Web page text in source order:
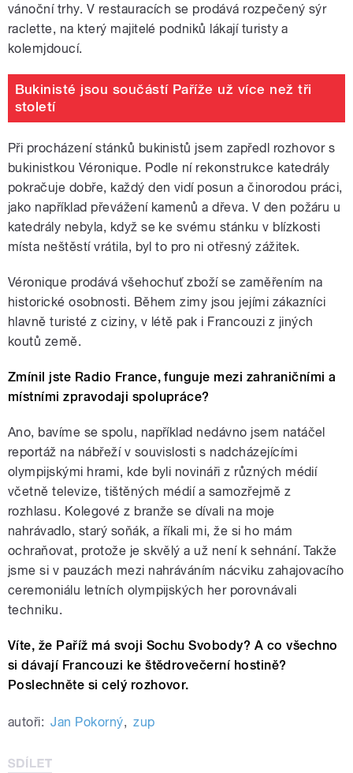
vánoční trhy. V restauracích se prodává rozpečený sýr
raclette, na který majitelé podniků lákají turisty a
kolemjdoucí.
Bukinisté jsou součástí Paříže už více než tři
století
Při procházení stánků bukinistů jsem zapředl rozhovor s
bukinistkou Véronique. Podle ní rekonstrukce katedrály
pokračuje dobře, každý den vidí posun a činorodou práci,
jako například převážení kamenů a dřeva. V den požáru u
katedrály nebyla, když se ke svému stánku v blízkosti
místa neštěstí vrátila, byl to pro ni otřesný zážitek.
Véronique prodává všehochuť zboží se zaměřením na
historické osobnosti. Během zimy jsou jejími zákazníci
hlavně turisté z ciziny, v létě pak i Francouzi z jiných
koutů země.
Zmínil jste Radio France, funguje mezi zahraničními a
místními zpravodaji spolupráce?
Ano, bavíme se spolu, například nedávno jsem natáčel
reportáž na nábřeží v souvislosti s nadcházejícími
olympijskými hrami, kde byli novináři z různých médií
včetně televize, tištěných médií a samozřejmě z
rozhlasu. Kolegové z branže se dívali na moje
nahrávadlo, starý soňák, a říkali mi, že si ho mám
ochraňovat, protože je skvělý a už není k sehnání. Takže
jsme si v pauzách mezi nahráváním nácviku zahajovacího
ceremoniálu letních olympijských her porovnávali
techniku.
Víte, že Paříž má svoji Sochu Svobody? A co všechno
si dávají Francouzi ke štědrovečerní hostině?
Poslechněte si celý rozhovor.
autoři: Jan Pokorný, zup